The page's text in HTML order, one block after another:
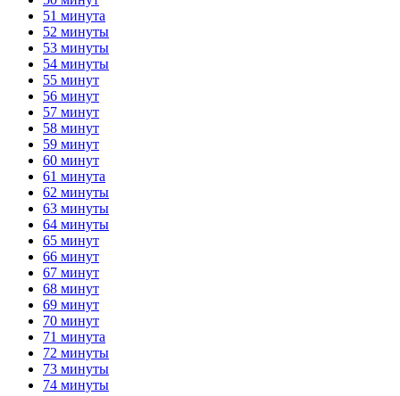
51 минута
52 минуты
53 минуты
54 минуты
55 минут
56 минут
57 минут
58 минут
59 минут
60 минут
61 минута
62 минуты
63 минуты
64 минуты
65 минут
66 минут
67 минут
68 минут
69 минут
70 минут
71 минута
72 минуты
73 минуты
74 минуты